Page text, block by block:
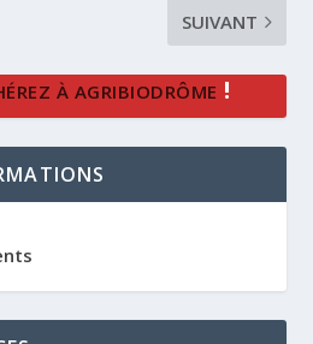
SUIVANT
À AGRIBIODRÔME !